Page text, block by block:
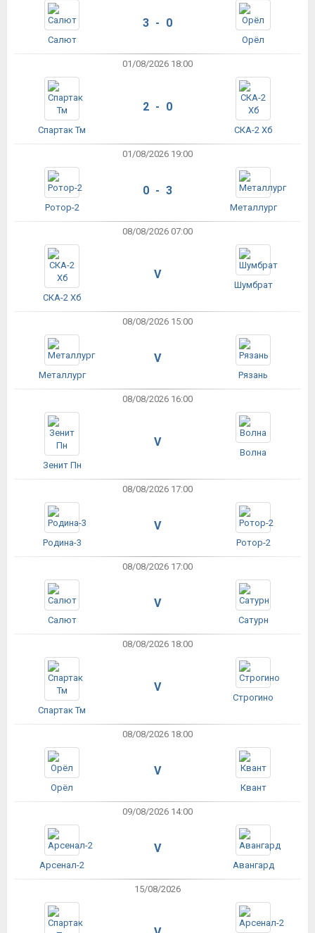
Салют
3 - 0
Орёл
01/08/2026 18:00
Спартак Тм
2 - 0
СКА-2 Хб
01/08/2026 19:00
Ротор-2
0 - 3
Металлург
08/08/2026 07:00
СКА-2 Хб
V
Шумбрат
08/08/2026 15:00
Металлург
V
Рязань
08/08/2026 16:00
Зенит Пн
V
Волна
08/08/2026 17:00
Родина-3
V
Ротор-2
08/08/2026 17:00
Салют
V
Сатурн
08/08/2026 18:00
Спартак Тм
V
Строгино
08/08/2026 18:00
Орёл
V
Квант
09/08/2026 14:00
Арсенал-2
V
Авангард
15/08/2026